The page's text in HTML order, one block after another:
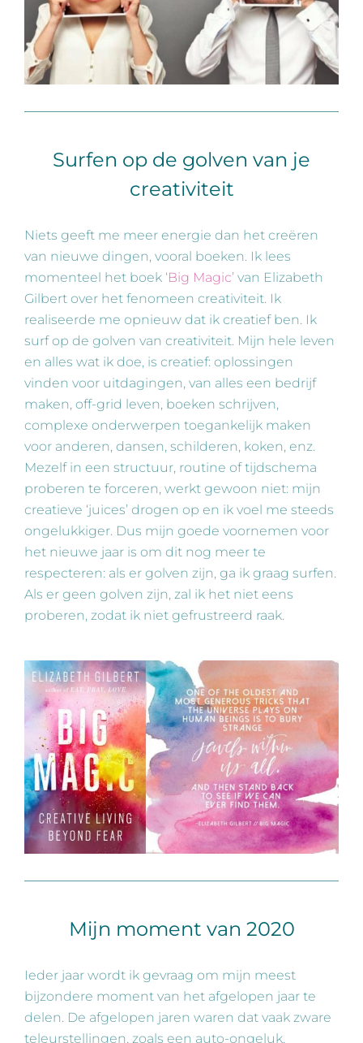
Surfen op de golven van je
creativiteit
Niets geeft me meer energie dan het creëren
van nieuwe dingen, vooral boeken. Ik lees
momenteel het boek ‘Big Magic’ van Elizabeth
Gilbert over het fenomeen creativiteit. Ik
realiseerde me opnieuw dat ik creatief ben. Ik
surf op de golven van creativiteit. Mijn hele leven
en alles wat ik doe, is creatief: oplossingen
vinden voor uitdagingen, van alles een bedrijf
maken, off-grid leven, boeken schrijven,
complexe onderwerpen toegankelijk maken
voor anderen, dansen, schilderen, koken, enz.
Mezelf in een structuur, routine of tijdschema
proberen te forceren, werkt gewoon niet: mijn
creatieve ‘juices’ drogen op en ik voel me steeds
ongelukkiger. Dus mijn goede voornemen voor
het nieuwe jaar is om dit nog meer te
respecteren: als er golven zijn, ga ik graag surfen.
Als er geen golven zijn, zal ik het niet eens
proberen, zodat ik niet gefrustreerd raak.
Mijn moment van 2020
Ieder jaar wordt ik gevraag om mijn meest
bijzondere moment van het afgelopen jaar te
delen. De afgelopen jaren waren dat vaak zware
teleurstellingen, zoals een auto-ongeluk,